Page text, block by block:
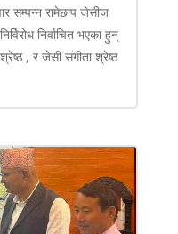
सम्पन्न रामेछाप जेसीज
निर्वाचित भएका हुन्
श्रेष्ठ , र जेसी संगीता श्रेष्ठ